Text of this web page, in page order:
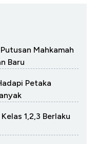
Mahkamah
Baru
Petaka
1,2,3 Berlaku